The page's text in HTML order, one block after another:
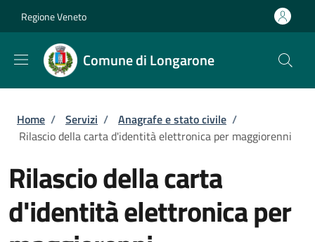
Regione Veneto
Comune di Longarone
Briciole di pane
Home / Servizi / Anagrafe e stato civile /
Rilascio della carta d'identità elettronica per maggiorenni
Rilascio della carta
d'identità elettronica per